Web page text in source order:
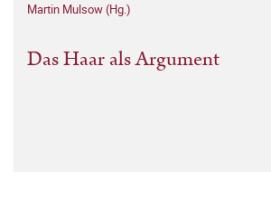
Martin Mulsow (Hg.)
Das Haar als Argument